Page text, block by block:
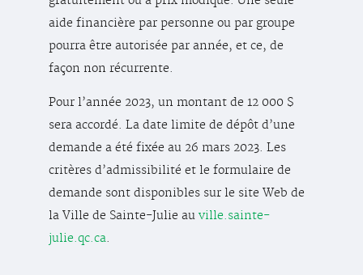
aide financière par personne ou par groupe
pourra être autorisée par année, et ce, de
façon non récurrente.
Pour l’année 2023, un montant de 12 000 $
sera accordé. La date limite de dépôt d’une
demande a été fixée au 26 mars 2023. Les
critères d’admissibilité et le formulaire de
demande sont disponibles sur le site Web de
la Ville de Sainte-Julie au ville.sainte-
julie.qc.ca.